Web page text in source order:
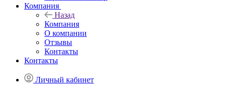
Компания
Назад
Компания
О компании
Отзывы
Контакты
Контакты
Личный кабинет